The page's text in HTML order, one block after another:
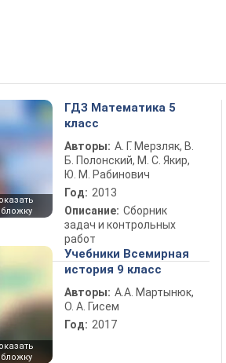
ГДЗ Математика 5
класс
Авторы: А. Г. Мерзляк, В.
Б. Полонский, М. С. Якир,
Ю. М. Рабинович
Год: 2013
Описание: Сборник
задач и контрольных
работ
Учебники Всемирная
история 9 класс
Авторы: А.А. Мартынюк,
О. А. Гисем
Год: 2017